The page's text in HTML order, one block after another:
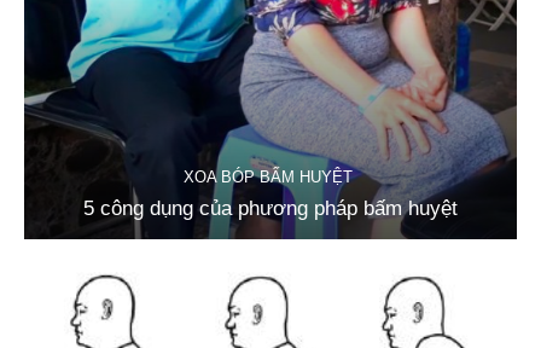
XOA BÓP BẤM HUYỆT
5 công dụng của phương pháp bấm huyệt